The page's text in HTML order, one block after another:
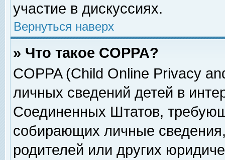
участие в дискуссиях.
Вернуться наверх
» Что такое COPPA?
COPPA (Child Online Privacy
личных сведений детей в
Соединенных Штатов,
собирающих личные
родителей или других